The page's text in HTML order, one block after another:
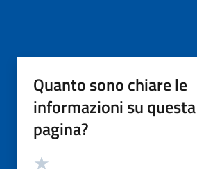
Quanto sono chiare le
informazioni su questa
pagina?
Valutazione